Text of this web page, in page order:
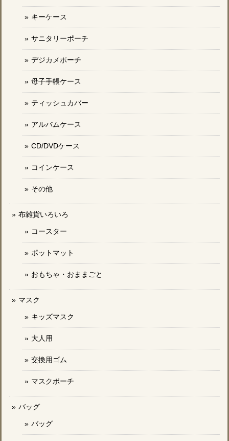
キーケース
サニタリーポーチ
デジカメポーチ
母子手帳ケース
ティッシュカバー
アルバムケース
CD/DVDケース
コインケース
その他
布雑貨いろいろ
コースター
ポットマット
おもちゃ・おままごと
マスク
キッズマスク
大人用
交換用ゴム
マスクポーチ
バッグ
バッグ